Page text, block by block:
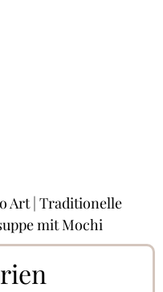
Art | Traditionelle
mit Mochi